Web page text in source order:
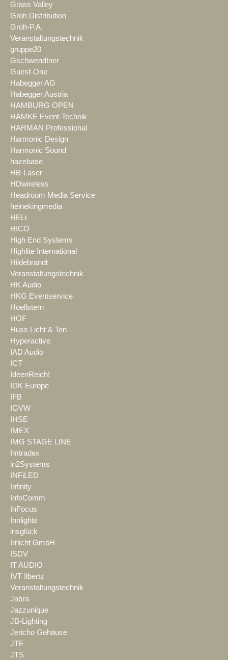
Grass Valley
Groh Distribution
Groh-P.A.
Veranstaltungstechnik
gruppe20
Gschwendtner
Guest-One
Habegger AG
Habegger Austria
HAMBURG OPEN
HAMKE Event-Technik
HARMAN Professional
Harmonic Design
Harmonic Sound
hazebase
HB-Laser
HDwireless
Headroom Media Service
heinekingmedia
HELi
HICO
High End Systems
Highlite International
Hildebrandt
Veranstaltungstechnik
HK Audio
HKG Eventservice
Hoellstern
HOF
Huss Licht & Ton
Hyperactive
IAD Audio
ICT
IdeenReich!
IDK Europe
IFB
IGVW
IHSE
IMEX
IMG STAGE LINE
Imtradex
in2Systems
INFiLED
Infinity
InfoComm
InFocus
Innlights
insglück
Irrlicht GmbH
ISDV
IT AUDIO
IVT Ilbertz
Veranstaltungstechnik
Jabra
Jazzunique
JB-Lighting
Jericho Gehäuse
JTE
JTS